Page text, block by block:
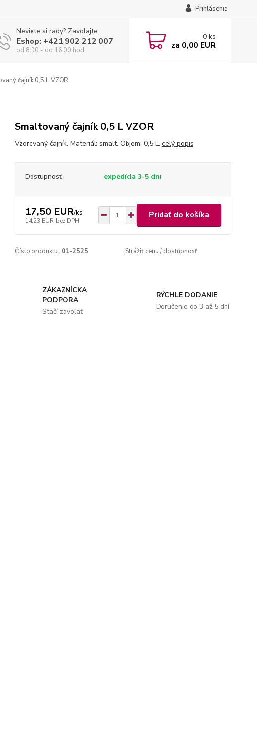
Prihlásenie
Neviete si rady? Zavolajte.
Eshop: +421 902 212 007
od 8:00 - do 16:00 hod
0 ks
za 0,00 EUR
čajník 0,5 L VZOR
Smaltovaný čajník 0,5 L VZOR
Vzorovaný čajník. Materiál: smalt. Objem: 0,5 L. celý popis
Dostupnosť expedícia 3-5 dní
17,50 EUR/ks
14,23 EUR bez DPH
Pridať do košíka
Číslo produktu: 01-2525 Strážiť cenu / dostupnosť
ZÁKAZNÍCKA
PODPORA
Stačí zavolať
RÝCHLE DODANIE
Doručenie do 3 až 5 dní